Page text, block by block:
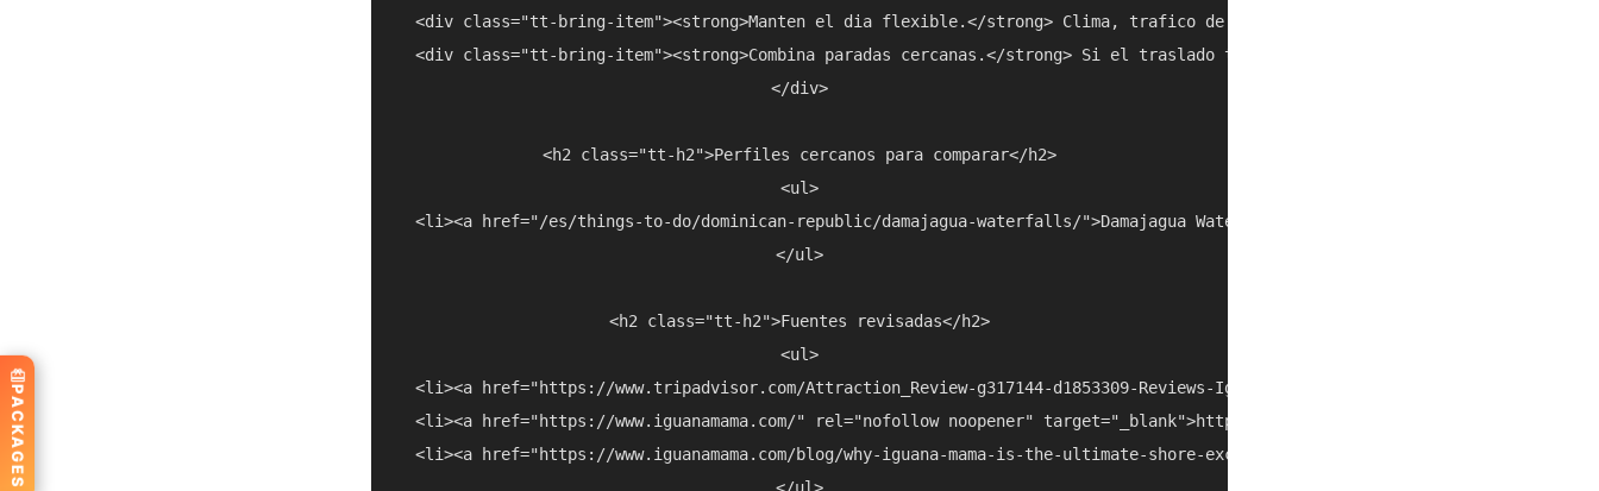
<div class="tt-bring-item"><strong>Manten el dia flexible.</strong> Clima, trafico de cruceros y cierres locales pueden
<div class="tt-bring-item"><strong>Combina paradas cercanas.</strong> Si el traslado toma mas de lo esperado, combinalo con
</div>
<h2 class="tt-h2">Perfiles cercanos para comparar</h2>
<ul>
<li><a href="/es/things-to-do/dominican-republic/damajagua-waterfalls/">Damajagua Waterfalls</a></li> <li><a href="/es/
</ul>
<h2 class="tt-h2">Fuentes revisadas</h2>
<ul>
<li><a href="https://www.tripadvisor.com/Attraction_Review-g317144-d1853309-Reviews-
  <li><a href="https://www.iguanamama.com/" rel="nofollow noopener" target="_blank">https://www.iguanamama.com/</a></li>
<li><a href="https://www.iguanamama.com/blog/why-iguana-mama-is-the-ultimate-shore-excursion-provider-from-amber-cove-
PACKAGES